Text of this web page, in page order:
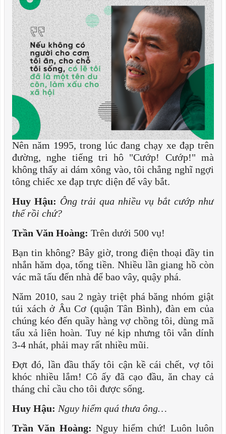
Nên năm 1995, trong lúc đang chạy xe đạp trên
đường, nghe tiếng tri hô "Cướp! Cướp!" mà
không thấy ai dám xông vào, tôi chẳng nghĩ ngợi
tông chiếc xe đạp trực diện để vây bắt.
Huy Hậu: Ông trải qua nhiều vụ bắt cướp như
thế rồi chứ?
Trần Văn Hoàng: Trên dưới 500 vụ!
Bạn tin không? Bây giờ, trong điện thoại đầy tin
nhắn hăm dọa, tống tiền. Nhiều lần giang hồ còn
vác mã tấu đến nhà để bao vây, quậy phá.
Năm 2010, sau 2 ngày triệt phá băng nhóm giật
túi xách ở Âu Cơ (quận Tân Bình), đàn em của
chúng kéo đến quầy hàng vợ chồng tôi, dùng mã
tấu xả liên hoàn. Tuy né kịp nhưng tôi vẫn dính
3-4 nhát, phải may rất nhiều mũi.
Đợt đó, lần đầu thấy tôi cận kề cái chết, vợ tôi
khóc nhiều lắm! Cô ấy đã cạo đầu, ăn chay cả
tháng chỉ cầu cho tôi được sống.
Huy Hậu: Nguy hiểm quá thưa ông…
Trần Văn Hoàng: Nguy hiểm chứ! Luôn luôn